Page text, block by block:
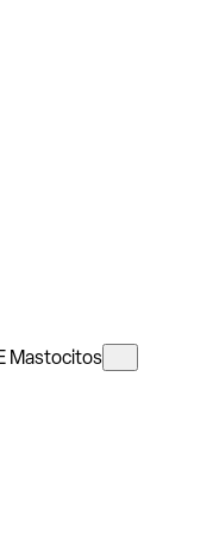
Mastocitos